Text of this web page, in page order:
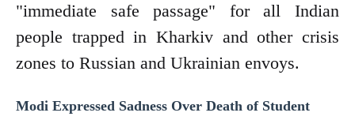
"immediate safe passage" for all Indian
people trapped in Kharkiv and other crisis
zones to Russian and Ukrainian envoys.
Modi Expressed Sadness Over Death of Student